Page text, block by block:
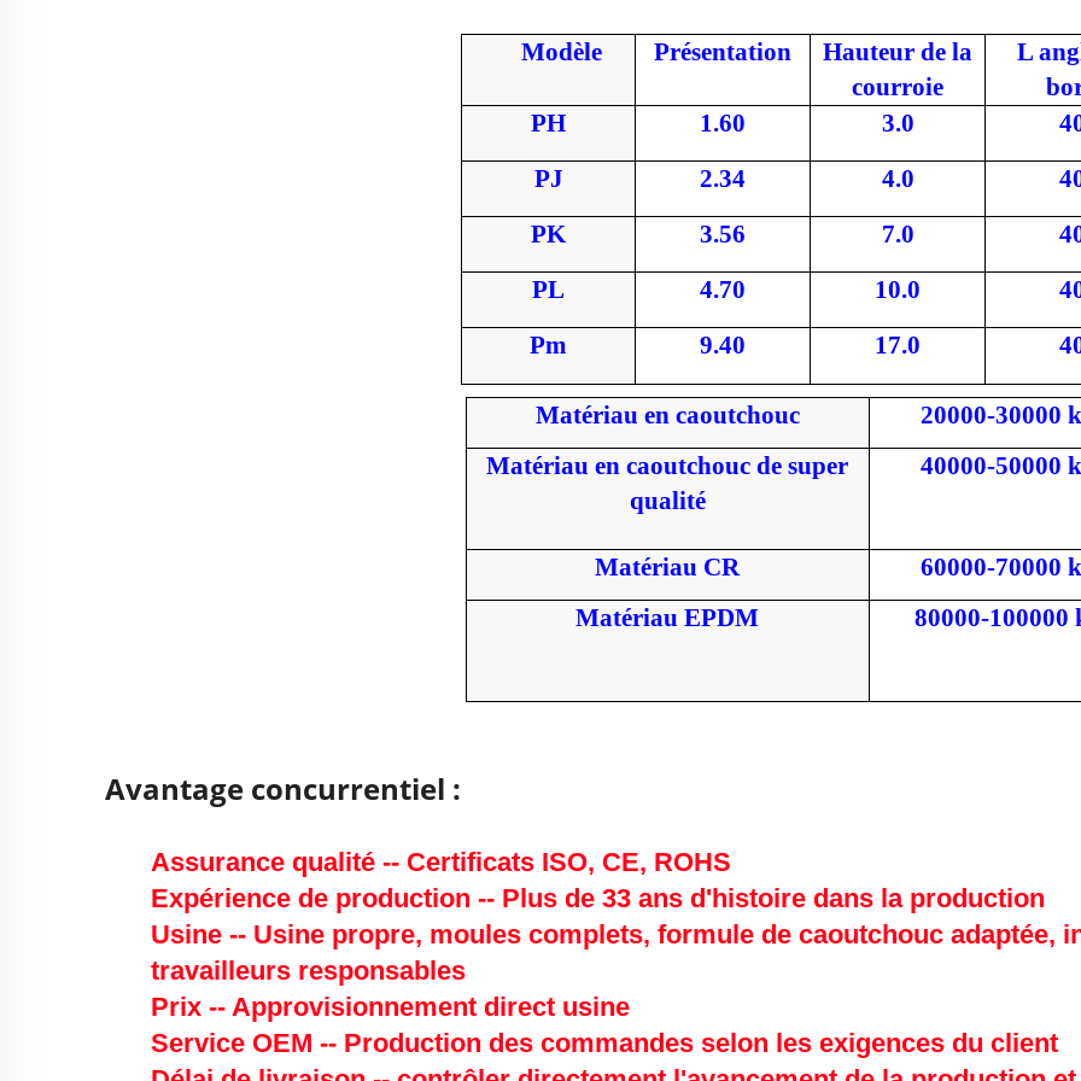
Modèle Présentation
Hauteur de la
courroie
L
PH
1.60 3.0
PJ
2.34 4.0
PK
3.56 7.0
PL
4.70 10.0
Pm
9.40 17.0
Matériau en caoutchouc
20000-30000
Matériau en caoutchouc de super
qualité
40000-50000
Matériau CR
60000-70000
Matériau EPDM
80000-100000
Avantage concurrentiel :
Assurance qualité -- Certificats ISO, CE, ROHS
Expérience de production -- Plus de 33 ans d'histoire dans la production
Usine -- Usine propre, moules complets, formule de caoutchouc adaptée,
travailleurs responsables
Prix -- Approvisionnement direct usine
Service OEM -- Production des commandes selon les exigences du client